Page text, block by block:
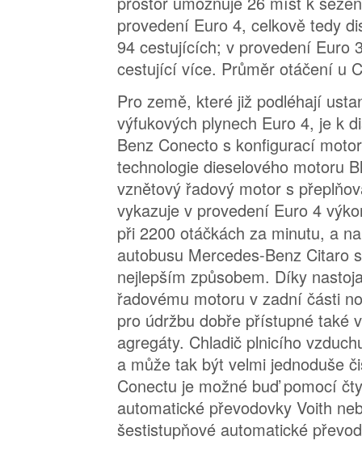
provedení Euro 4, celkově tedy
94 cestujících; v provedení Euro
cestující více. Průměr otáčení u
Pro země, které již podléhají
výfukových plynech Euro 4, je k
Benz Conecto s konfigurací
technologie dieselového motoru
vznětový řadový motor s
vykazuje v provedení Euro 4
při 2200 otáčkách za minutu, a
autobusu Mercedes-Benz Citaro
nejlepším způsobem. Díky
řadovému motoru v zadní části
pro údržbu dobře přístupné také
agregáty. Chladič plnicího
a může tak být velmi jednoduše
Conectu je možné buď pomocí
automatické převodovky Voith
šestistupňové automatické